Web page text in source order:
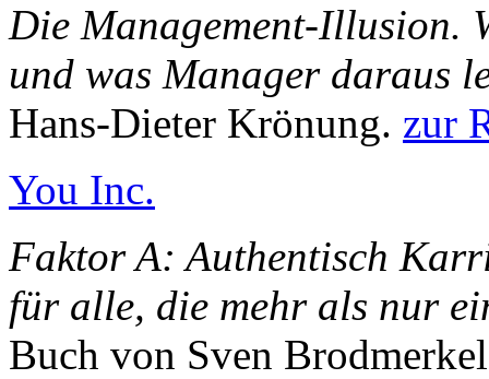
Die Management-Illusion.
und was Manager daraus
Hans-Dieter Krönung. zur
You Inc.
Faktor A: Authentisch
für alle, die mehr als nur
Buch von Sven